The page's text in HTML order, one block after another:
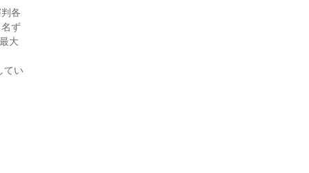
各
ず
大
てい